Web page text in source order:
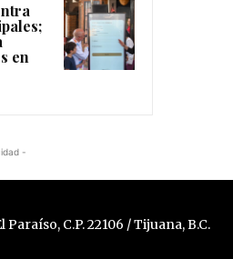
en
-
Paraíso, C.P. 22106 / Tijuana, B.C.